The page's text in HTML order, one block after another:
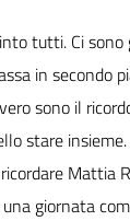
tutti. Ci sono
in secondo
sono il
stare
Mattia
giornata